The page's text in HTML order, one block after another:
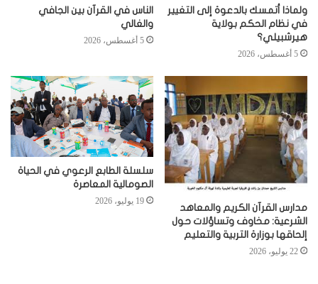
ولماذا أتمسك بالدعوة إلى التغيير
في نظام الحكم بولاية
هيرشبيلي؟
5 أغسطس، 2026
الناس في القرآن بين الجافي
والغالي
5 أغسطس، 2026
مدارس القرآن الكريم والمعاهد
الشرعية: مخاوف وتساؤلات حول
إلحاقها بوزارة التربية والتعليم
22 يوليو، 2026
سلسلة الطابع الرعوي في الحياة
الصومالية المعاصرة
19 يوليو، 2026